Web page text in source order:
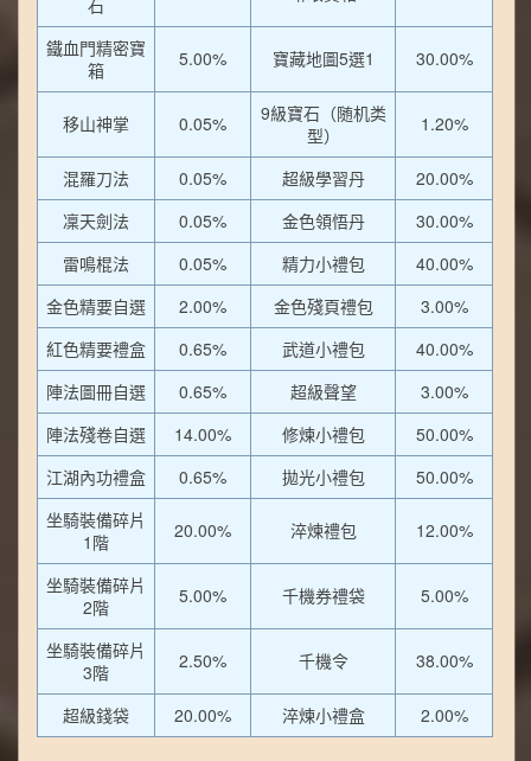
石
鐵血門精密寶
箱
5.00% 寶藏地圖5選1 30.00%
移山神掌 0.05%
9級寶石（随机类
型）
1.20%
混羅刀法 0.05% 超級學習丹
20.00%
凜天劍法
0.05% 金色領悟丹
30.00%
雷鳴棍法
0.05% 精力小禮包
40.00%
金色精要自選
2.00% 金色殘頁禮包
3.00%
紅色精要禮盒
0.65% 武道小禮包
40.00%
陣法圖冊自選
0.65% 超級聲望
3.00%
陣法殘卷自選
14.00% 修煉小禮包
50.00%
江湖內功禮盒
0.65% 拋光小禮包
50.00%
坐騎裝備碎片
1階
20.00% 淬煉禮包 12.00%
坐騎裝備碎片
2階
5.00% 千機券禮袋 5.00%
坐騎裝備碎片
3階
2.50% 千機令 38.00%
超級錢袋 20.00% 淬煉小禮盒 2.00%